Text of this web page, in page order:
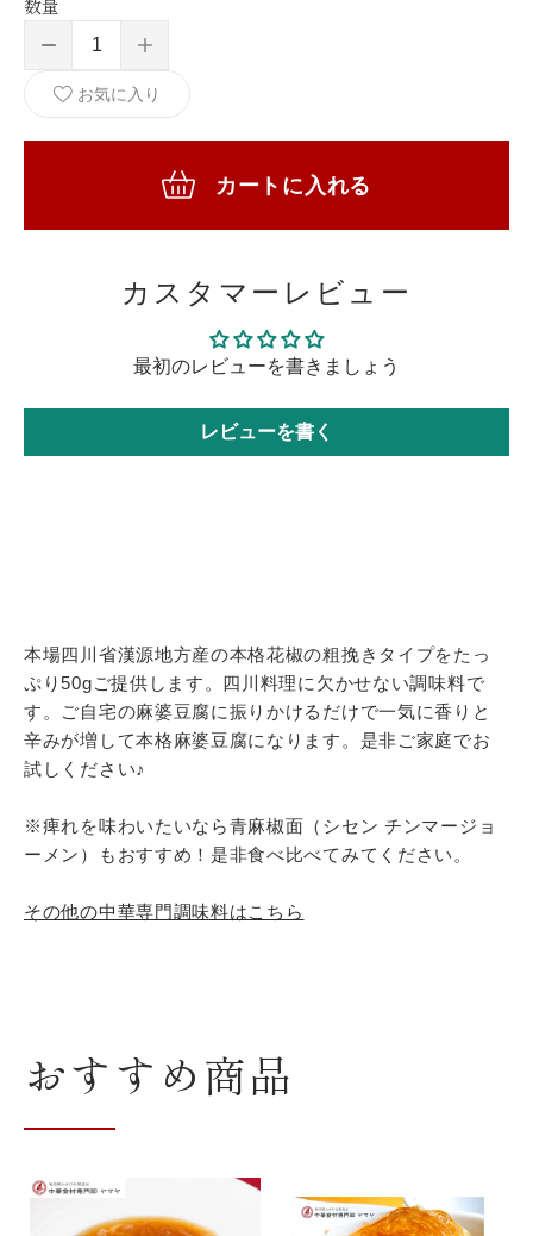
数量
お気に入り
カートに入れる
カスタマーレビュー
最初のレビューを書きましょう
レビューを書く
ト
に
商
品
を
加
す
本場四川省漢源地方産の本格花椒の粗挽きタイプをたっ
ぷり50gご提供します。四川料理に欠かせない調味料で
す。ご自宅の麻婆豆腐に振りかけるだけで一気に香りと
辛みが増して本格麻婆豆腐になります。是非ご家庭でお
試しください♪
※痺れを味わいたいなら青麻椒面（シセン チンマージョ
ーメン）もおすすめ！是非食べ比べてみてください。
その他の中華専門調味料はこちら
おすすめ商品